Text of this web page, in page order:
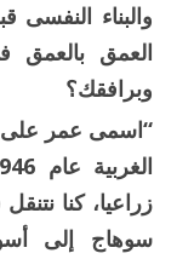
والبناء النفسى
العمق بالعمق
وبرافقك؟
“اسمى عمر على
زراعيا، كنا
سوهاج إلى